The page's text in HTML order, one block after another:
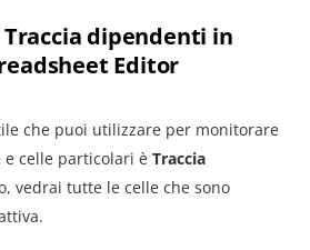
dipendenti in
Editor
che puoi utilizzare per monitorare
celle particolari è Traccia
vedrai tutte le celle che sono